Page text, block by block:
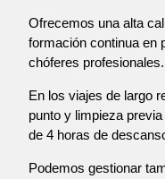
Ofrecemos una alta
formación continua en
chóferes profesionales.
En los viajes de largo
punto y limpieza
de 4 horas de
Podemos gestionar